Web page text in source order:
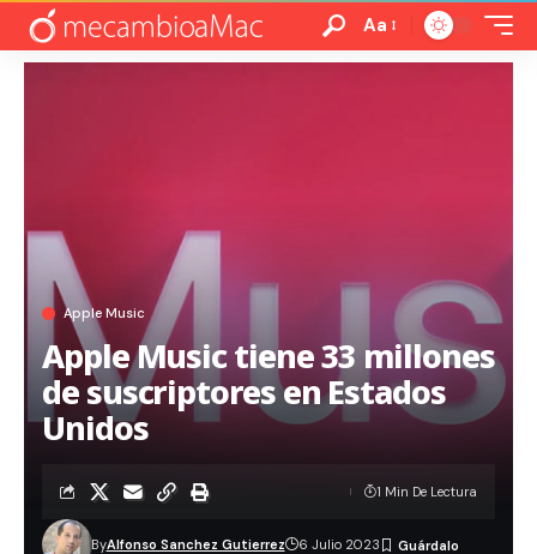
Aa
Apple Music
Apple Music tiene 33 millones
de suscriptores en Estados
Unidos
ByAlfonso Sanchez Gutierrez 6 Julio 2023
1 Min De Lectura